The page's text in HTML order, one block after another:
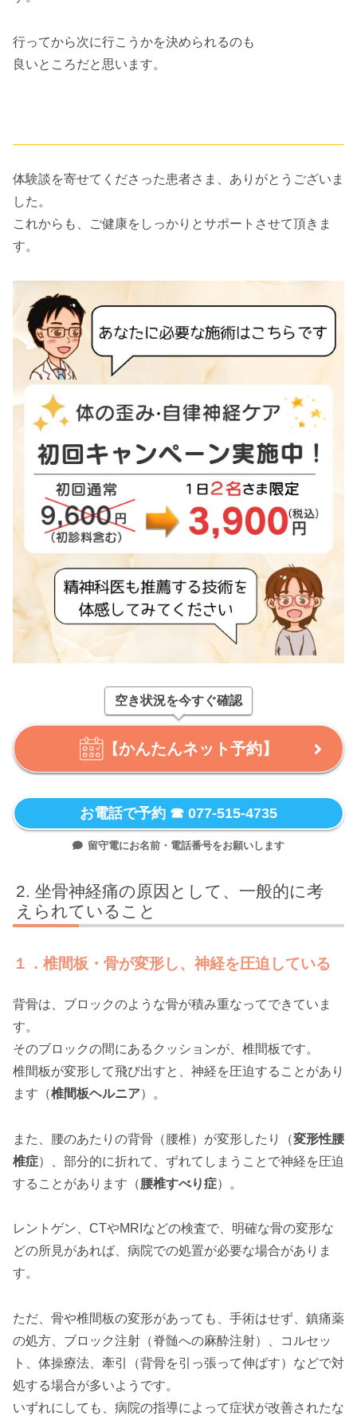
行ってから次に行こうかを決められるのも
良いところだと思います。
体験談を寄せてくださった患者さま、ありがとうございま
した。
これからも、ご健康をしっかりとサポートさせて頂きま
す。
空き状況を今すぐ確認
【かんたんネット予約】
お電話で予約 ☎ 077-515-4735
留守電にお名前・電話番号をお願いします
坐骨神経痛の原因として、一般的に考
えられていること
１．椎間板・骨が変形し、神経を圧迫している
背骨は、ブロックのような骨が積み重なってできていま
す。
そのブロックの間にあるクッションが、椎間板です。
椎間板が変形して飛び出すと、神経を圧迫することがあり
ます（椎間板ヘルニア）。
また、腰のあたりの背骨（腰椎）が変形したり（変形性腰
椎症）、部分的に折れて、ずれてしまうことで神経を圧迫
することがあります（腰椎すべり症）。
レントゲン、CTやMRIなどの検査で、明確な骨の変形な
どの所見があれば、病院での処置が必要な場合がありま
す。
ただ、骨や椎間板の変形があっても、手術はせず、鎮痛薬
の処方、ブロック注射（脊髄への麻酔注射）、コルセッ
ト、体操療法、牽引（背骨を引っ張って伸ばす）などで対
処する場合が多いようです。
いずれにしても、病院の指導によって症状が改善されたな